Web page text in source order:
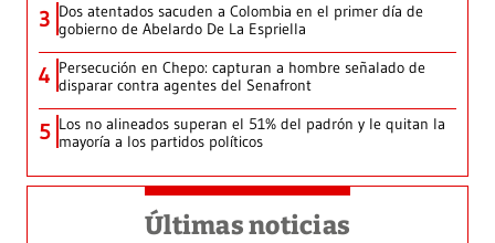
3 Dos atentados sacuden a Colombia en el primer día de
gobierno de Abelardo De La Espriella
4 Persecución en Chepo: capturan a hombre señalado de
disparar contra agentes del Senafront
5 Los no alineados superan el 51% del padrón y le quitan la
mayoría a los partidos políticos
Últimas noticias